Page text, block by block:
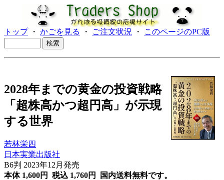
トップ・ かごを見る ・ ご注文状況 ・ このページのPC版
2028年までの黄金の投資戦略
「超株高かつ超円高」が示現
する世界
若林栄四
日本実業出版社
B6判 2023年12月発売
本体 1,600円 税込 1,760円
国内送料無料です。